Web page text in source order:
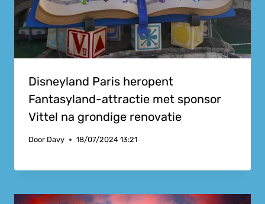
Disneyland Paris heropent
Fantasyland-attractie met sponsor
Vittel na grondige renovatie
Door Davy 18/07/2024 13:21